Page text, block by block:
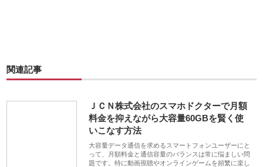
関連記事
ＪＣＮ株式会社のスマホドクターで月額
料金を抑えながら大容量60GBを賢く使
いこなす方法
大容量データ通信を求めるスマートフォンユーザーにと
って、月額料金と通信容量のバランスは常に悩ましい問
題です。特に動画視聴やオンラインゲームを頻繁に楽し